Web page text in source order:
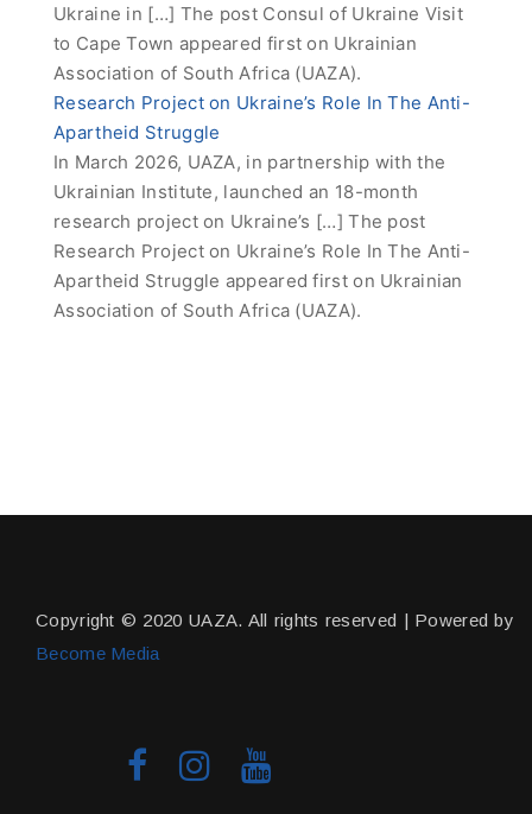
Ukraine in […] The post Consul of Ukraine Visit
to Cape Town appeared first on Ukrainian
Association of South Africa (UAZA).
Research Project on Ukraine’s Role In The Anti-
Apartheid Struggle
In March 2026, UAZA, in partnership with the
Ukrainian Institute, launched an 18-month
research project on Ukraine’s […] The post
Research Project on Ukraine’s Role In The Anti-
Apartheid Struggle appeared first on Ukrainian
Association of South Africa (UAZA).
Copyright © 2020 UAZA. All rights reserved | Powered by
Become Media